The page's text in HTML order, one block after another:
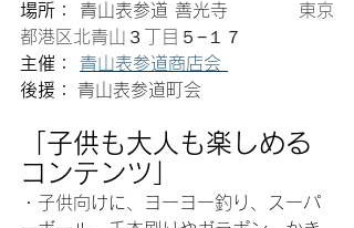
場所：
青山表参道 善光寺 東京
都港区北青山３丁目５−１７
主催：
青山表参道商店会
後援：
青山表参道町会
「子供も大人も楽しめる
コンテンツ」
・子供向けに、ヨーヨー釣り、スーパ